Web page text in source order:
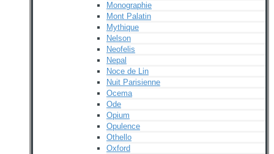
Monographie
Mont Palatin
Mythique
Nelson
Neofelis
Nepal
Noce de Lin
Nuit Parisienne
Ocema
Ode
Opium
Opulence
Othello
Oxford